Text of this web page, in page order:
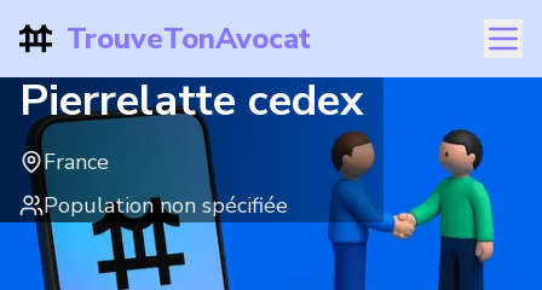
TrouveTonAvocat
Pierrelatte cedex
France
Population non spécifiée